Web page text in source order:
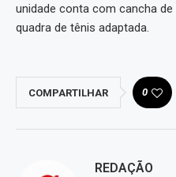
unidade conta com cancha
quadra de tênis adaptada.
COMPARTILHAR 0
REDAÇÃO